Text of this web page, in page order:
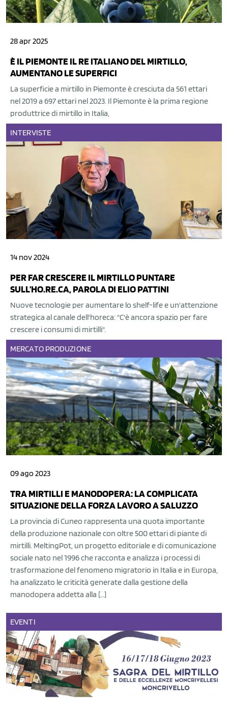
28 apr 2025
È IL PIEMONTE IL RE ITALIANO DEL MIRTILLO,
AUMENTANO LE SUPERFICI
La superficie a mirtillo in Piemonte è cresciuta da 561 ettari
nel 2019 a 697 ettari nel 2023. Il Piemonte è la prima regione
produttrice di mirtillo in Italia,
INTERVISTE
14 nov 2024
PER FAR CRESCERE IL MIRTILLO PUNTARE
SULL’HO.RE.CA, PAROLA DI ELIO PATTINI
Nuove tecnologie per aumentare lo shelf-life e un'attenzione
strategica al canale dell'horeca: "C'è ancora spazio per fare
crescere i consumi di mirtilli".
MERCATO PRODUZIONE
09 ago 2023
TRA MIRTILLI E MANODOPERA: LA COMPLICATA
SITUAZIONE DELLA FORZA LAVORO A SALUZZO
La provincia di Cuneo rappresenta una quota importante
della produzione nazionale con oltre 500 ettari di piante di
mirtilli. MeltingPot, un progetto editoriale e di comunicazione
sociale nato nel 1996 che racconta e analizza i processi di
trasformazione del fenomeno migratorio in Italia e in Europa,
ha analizzato le criticità generate dalla gestione della
manodopera addetta alla […]
EVENTI